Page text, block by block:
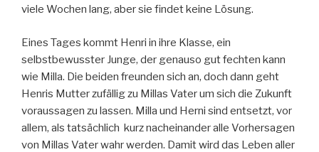
viele Wochen lang, aber sie findet keine Lösung.
Eines Tages kommt Henri in ihre Klasse, ein
selbstbewusster Junge, der genauso gut fechten kann
wie Milla. Die beiden freunden sich an, doch dann geht
Henris Mutter zufällig zu Millas Vater um sich die Zukunft
voraussagen zu lassen. Milla und Herni sind entsetzt, vor
allem, als tatsächlich kurz nacheinander alle Vorhersagen
von Millas Vater wahr werden. Damit wird das Leben aller